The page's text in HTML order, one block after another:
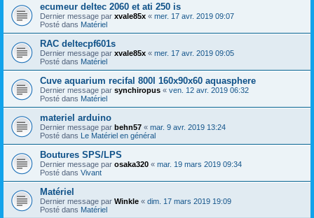
ecumeur deltec 2060 et ati 250 is
Dernier message par xvale85x « mer. 17 avr. 2019 09:07
Posté dans Matériel
RAC deltecpf601s
Dernier message par xvale85x « mer. 17 avr. 2019 09:05
Posté dans Matériel
Cuve aquarium recifal 800l 160x90x60 aquasphere
Dernier message par synchiropus « ven. 12 avr. 2019 06:32
Posté dans Matériel
materiel arduino
Dernier message par behn57 « mar. 9 avr. 2019 13:24
Posté dans Le Matériel en général
Boutures SPS/LPS
Dernier message par osaka320 « mar. 19 mars 2019 09:34
Posté dans Vivant
Matériel
Dernier message par Winkle « dim. 17 mars 2019 19:09
Posté dans Matériel